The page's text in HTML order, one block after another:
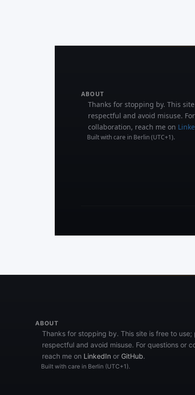
ABOUT
Thanks for stopping by. This
respectful and avoid misuse.
collaboration, reach me on
Built with care in Berlin (UTC+1).
ABOUT
Thanks for stopping by. This site is free to use;
respectful and avoid misuse. For questions or
reach me on LinkedIn or GitHub.
Built with care in Berlin (UTC+1).